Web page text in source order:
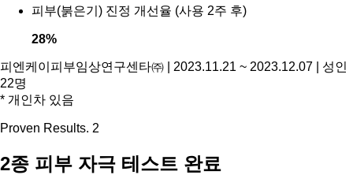
피부(붉은기) 진정 개선율 (사용 2주 후)
28%
피엔케이피부임상연구센타㈜ | 2023.11.21 ~ 2023.12.07 | 성인
22명
* 개인차 있음
Proven Results. 2
2종 피부 자극 테스트 완료